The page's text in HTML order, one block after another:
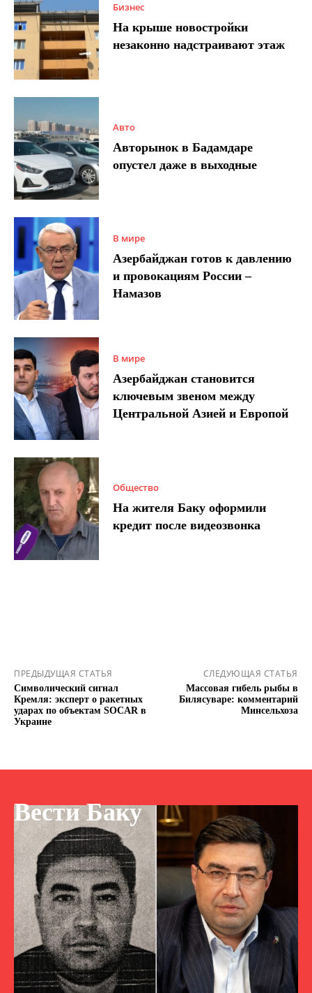
Бизнес
На крыше новостройки
незаконно надстраивают этаж
Авто
Авторынок в Бадамдаре
опустел даже в выходные
В мире
Азербайджан готов к давлению
и провокациям России –
Намазов
В мире
Азербайджан становится
ключевым звеном между
Центральной Азией и Европой
Общество
На жителя Баку оформили
кредит после видеозвонка
ПРЕДЫДУЩАЯ СТАТЬЯ
Символический сигнал
Кремля: эксперт о ракетных
ударах по объектам SOCAR в
Украине
СЛЕДУЮЩАЯ СТАТЬЯ
Массовая гибель рыбы в
Билясуваре: комментарий
Минсельхоза
Вести Баку